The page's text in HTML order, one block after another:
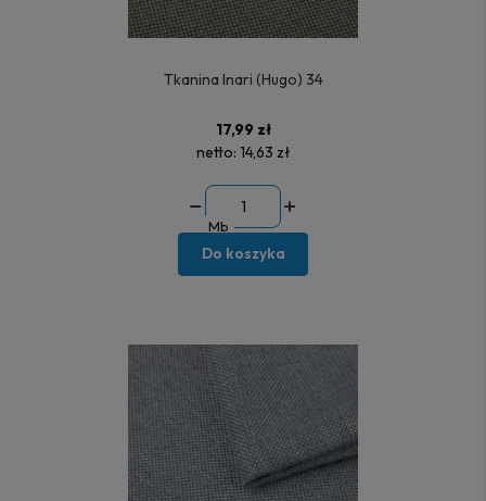
Tkanina Inari (Hugo) 34
17,99 zł
netto: 14,63 zł
Mb
Do koszyka